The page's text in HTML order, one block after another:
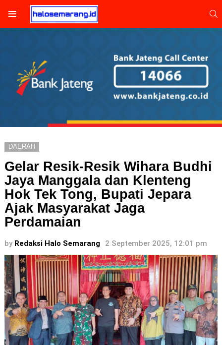
DAERAH
Gelar Resik-Resik Wihara Budhi
Jaya Manggala dan Klenteng
Hok Tek Tong, Bupati Jepara
Ajak Masyarakat Jaga
Perdamaian
by Redaksi Halo Semarang 2 September 2025, 12:01 pm